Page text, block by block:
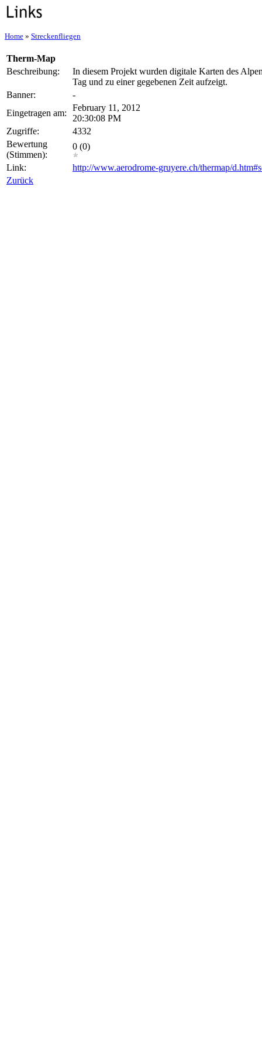
Home » Streckenfliegen
Therm-Map
Beschreibung:
In diesem Projekt wurden digitale Karten des
Tag und zu einer gegebenen Zeit aufzeigt.
Banner:
-
Eingetragen am:
February 11, 2012
20:30:08 PM
Zugriffe:
4332
Bewertung
(Stimmen):
0 (0)
Link:
http://www.aerodrome-gruyere.ch/thermap/
Zurück